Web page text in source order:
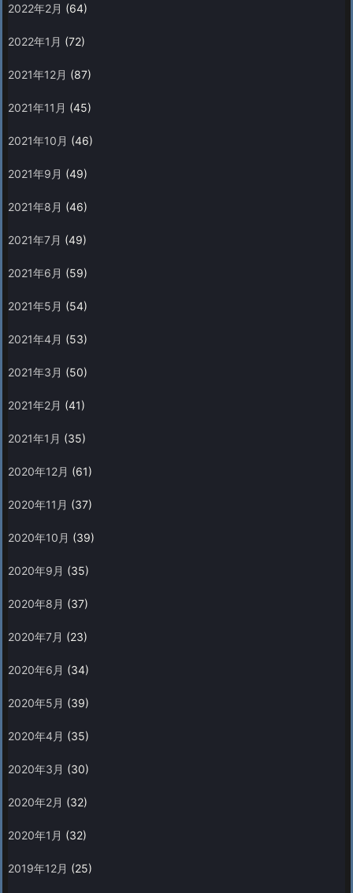
2022年2月 (64)
2022年1月 (72)
2021年12月 (87)
2021年11月 (45)
2021年10月 (46)
2021年9月 (49)
2021年8月 (46)
2021年7月 (49)
2021年6月 (59)
2021年5月 (54)
2021年4月 (53)
2021年3月 (50)
2021年2月 (41)
2021年1月 (35)
2020年12月 (61)
2020年11月 (37)
2020年10月 (39)
2020年9月 (35)
2020年8月 (37)
2020年7月 (23)
2020年6月 (34)
2020年5月 (39)
2020年4月 (35)
2020年3月 (30)
2020年2月 (32)
2020年1月 (32)
2019年12月 (25)